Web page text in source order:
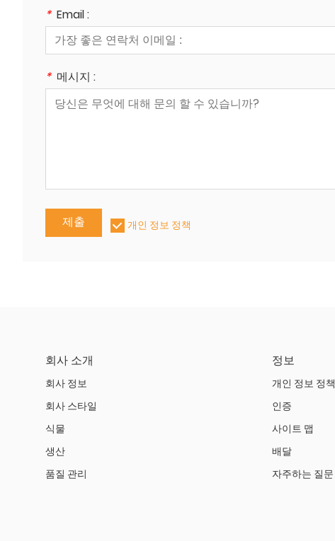
* Email :
* 메시지 :
제출 개인 정보 정책
회사 소개
회사 정보
회사 스타일
식물
생산
품질 관리
정보
개인 정보 정책
인증
사이트 맵
배달
자주하는 질문